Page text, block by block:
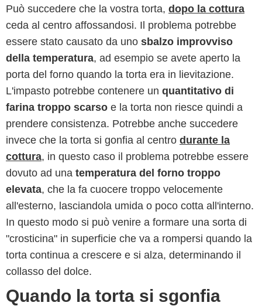
Può succedere che la vostra torta, dopo la cottura
ceda al centro affossandosi. Il problema potrebbe
essere stato causato da uno sbalzo improvviso
della temperatura, ad esempio se avete aperto la
porta del forno quando la torta era in lievitazione.
L'impasto potrebbe contenere un quantitativo di
farina troppo scarso e la torta non riesce quindi a
prendere consistenza. Potrebbe anche succedere
invece che la torta si gonfia al centro durante la
cottura, in questo caso il problema potrebbe essere
dovuto ad una temperatura del forno troppo
elevata, che la fa cuocere troppo velocemente
all'esterno, lasciandola umida o poco cotta all'interno.
In questo modo si può venire a formare una sorta di
"crosticina" in superficie che va a rompersi quando la
torta continua a crescere e si alza, determinando il
collasso del dolce.
Quando la torta si sgonfia